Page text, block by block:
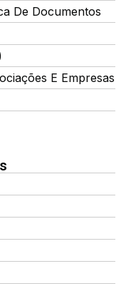
De Documentos
E Empresas